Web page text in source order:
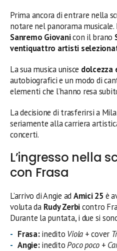
Prima ancora di entrare nella
notare nel panorama musicale.
Sanremo Giovanicon il brano
ventiquattro artisti
La sua musica unisce dolcezza
autobiografici e un modo di
elementi che l’hanno resa
La decisione di trasferirsi a
seriamente alla carriera
concerti.
L’ingresso nella
con Frasa
L’arrivo di Angie adAmici 25 è
voluta da Rudy Zerbicontro
Durante la puntata, i due si
Frasa:inedito Viola + cover
Angie:ineditoPoco poco +